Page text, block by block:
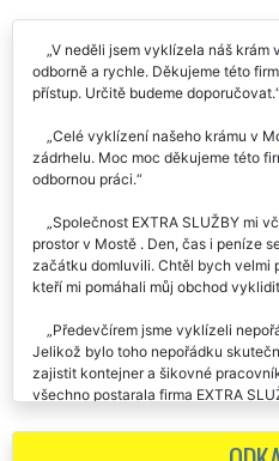
V neděli jsem vyklízela náš krám
odborně a rychle. Děkujeme této
přístup. Určitě budeme doporučovat.
Celé vyklízení našeho krámu v
zádrhelu. Moc moc děkujeme této
odbornou práci.
Společnost EXTRA SLUŽBY mi
prostor v Mostě . Den, čas i peníze
začátku domluvili. Chtěl bych
kteří mi pomáhali můj obchod
Předevčírem jsme vyklízeli
Jelikož bylo toho nepořádku
zajistit kontejner a šikovné
všechno postarala firma EXTRA